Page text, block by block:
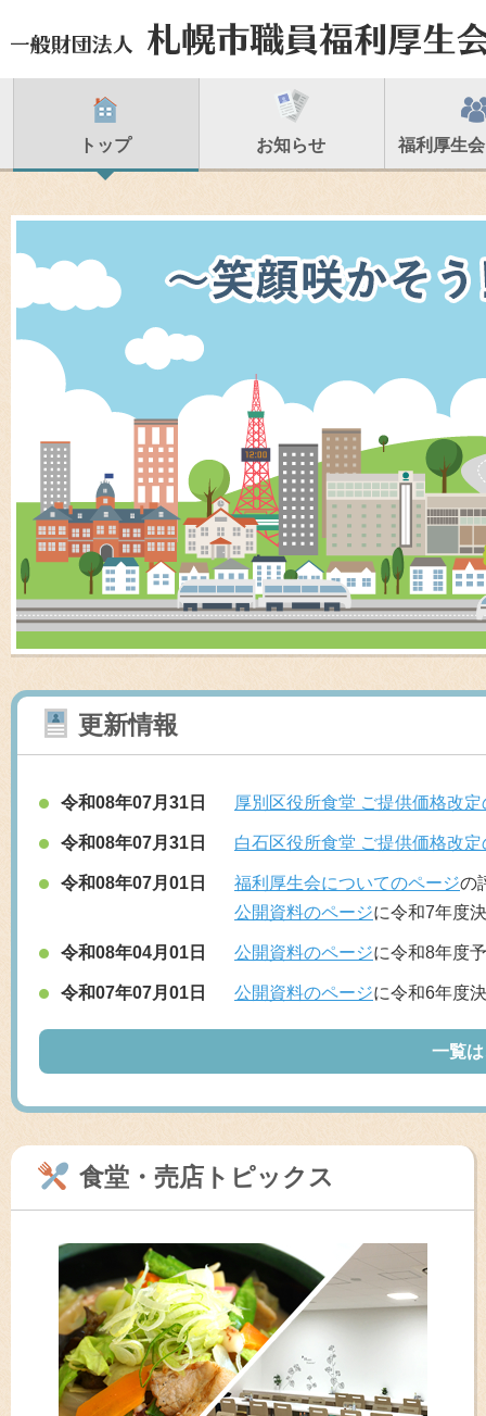
トップ お知らせ 福利厚生
更新情報
令和08年07月31日 厚別区役所食堂 ご提供価格改
令和08年07月31日 白石区役所食堂 ご提供価格改
令和08年07月01日 福利厚生会についてのページの
公開資料のページに令和7年度
令和08年04月01日 公開資料のページに令和8年度
令和07年07月01日 公開資料のページに令和6年度
一覧
食堂・売店トピックス